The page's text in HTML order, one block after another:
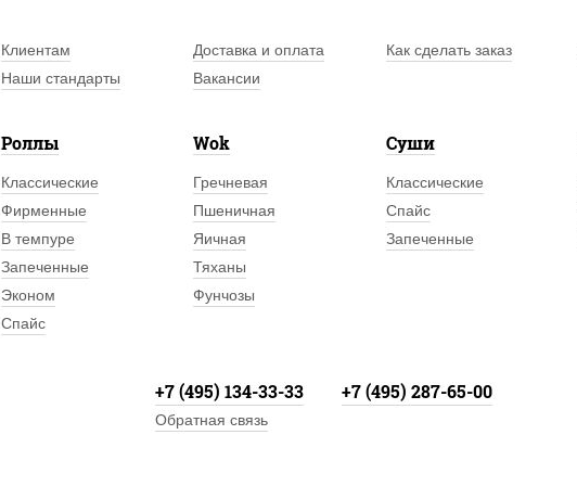
Клиентам Доставка и оплата Как сделать заказ
Наши стандарты Вакансии
Роллы
Классические
Фирменные
В темпуре
Запеченные
Эконом
Спайс
Wok
Гречневая
Пшеничная
Яичная
Тяханы
Фунчозы
Суши
Классические
Спайс
Запеченные
+7 (495) 134-33-33 +7 (495) 287-65-00
Обратная связь